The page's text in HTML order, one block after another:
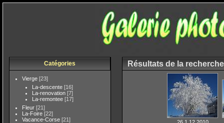
Catégories
Vierge [23]
La-descente [16]
La-renovation [7]
La-remontee [17]
Fleur [21]
La-Foire [22]
Vacance-Corse [21]
Résultats de la